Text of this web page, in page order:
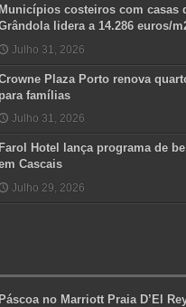
Municípios costeiros com casas
lidera a 14.286 euros/
Julho 31, 2026
Plaza Porto renova
para famílias
Julho 31, 2026
Farol Hotel lança programa de
Cascais
Julho 29, 2026
Páscoa no Marriott Praia D’El